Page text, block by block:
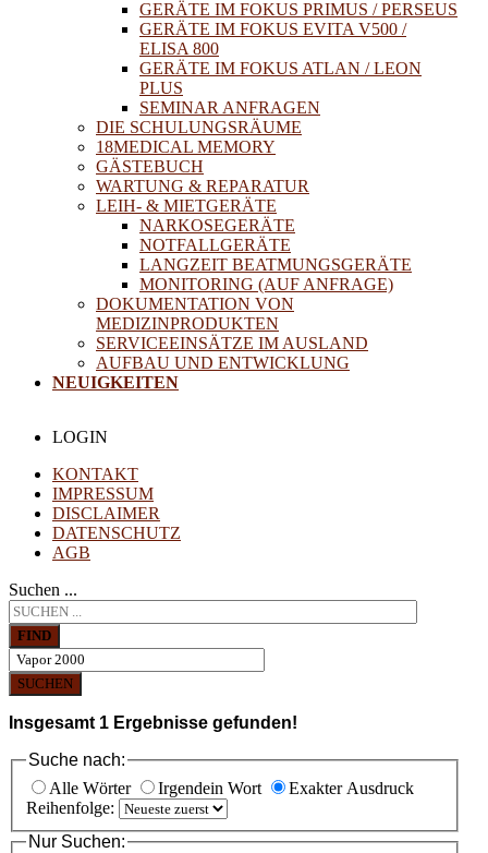
GERÄTE IM FOKUS PRIMUS / PERSEUS
GERÄTE IM FOKUS EVITA V500 /
ELISA 800
GERÄTE IM FOKUS ATLAN / LEON
PLUS
SEMINAR ANFRAGEN
DIE SCHULUNGSRÄUME
18MEDICAL MEMORY
GÄSTEBUCH
WARTUNG & REPARATUR
LEIH- & MIETGERÄTE
NARKOSEGERÄTE
NOTFALLGERÄTE
LANGZEIT BEATMUNGSGERÄTE
MONITORING (AUF ANFRAGE)
DOKUMENTATION VON
MEDIZINPRODUKTEN
SERVICEEINSÄTZE IM AUSLAND
AUFBAU UND ENTWICKLUNG
NEUIGKEITEN
LOGIN
KONTAKT
IMPRESSUM
DISCLAIMER
DATENSCHUTZ
AGB
Suchen ...
FIND
SUCHEN
Insgesamt 1 Ergebnisse gefunden!
Suche nach:
Alle Wörter
Irgendein Wort
Exakter Ausdruck
Reihenfolge:
Nur Suchen: